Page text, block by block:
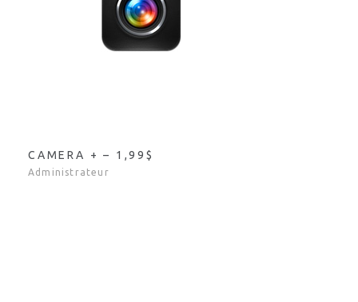
CAMERA + – 1,99$
Administrateur